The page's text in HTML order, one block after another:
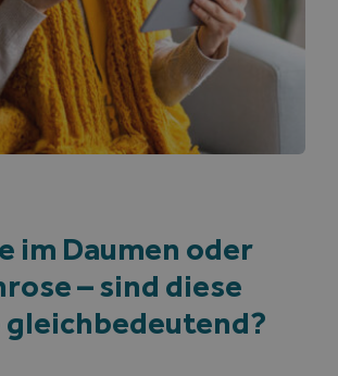
im Daumen oder
– sind diese